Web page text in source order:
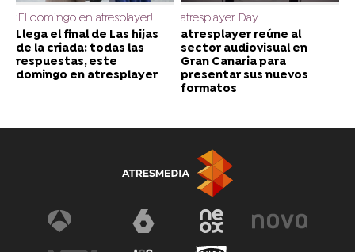
¡El domingo en atresplayer!
Llega el final de Las hijas
de la criada: todas las
respuestas, este
domingo en atresplayer
atresplayer Day
atresplayer reúne al
sector audiovisual en
Gran Canaria para
presentar sus nuevos
formatos